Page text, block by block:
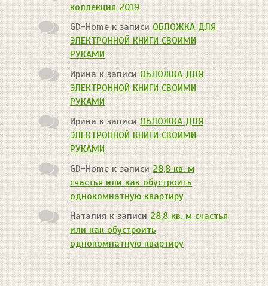
коллекция 2019
GD-Home к записиОБЛОЖКА ДЛЯ
ЭЛЕКТРОННОЙ КНИГИ СВОИМИ
РУКАМИ
Ирина к записи ОБЛОЖКА ДЛЯ
ЭЛЕКТРОННОЙ КНИГИ СВОИМИ
РУКАМИ
Иринак записиОБЛОЖКА ДЛЯ
ЭЛЕКТРОННОЙ КНИГИ СВОИМИ
РУКАМИ
GD-Homeк записи 28,8 кв. м
счастья или как обустроить
однокомнатную квартиру
Наталия к записи28,8 кв. м счастья
или как обустроить
однокомнатную квартиру